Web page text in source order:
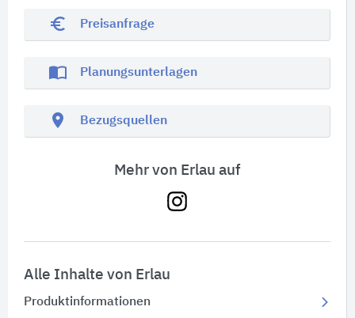
euro_symbol Preisanfrage
import_contacts Planungsunterlagen
location_on Bezugsquellen
Mehr von Erlau auf
Alle Inhalte von Erlau
Produktinformationen